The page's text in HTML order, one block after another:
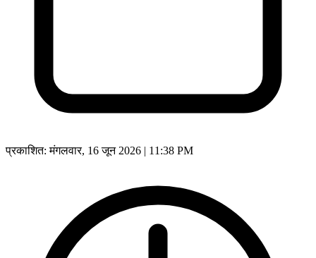
प्रकाशित:मंगलवार, 16 जून 2026 | 11:38 PM